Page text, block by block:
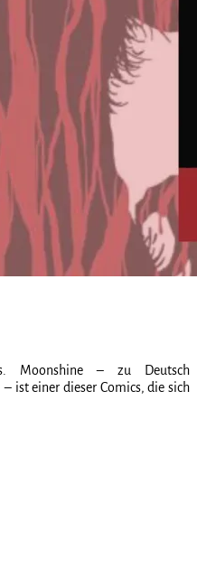
Moonshine – zu Deutsch
ist einer dieser Comics, die sich